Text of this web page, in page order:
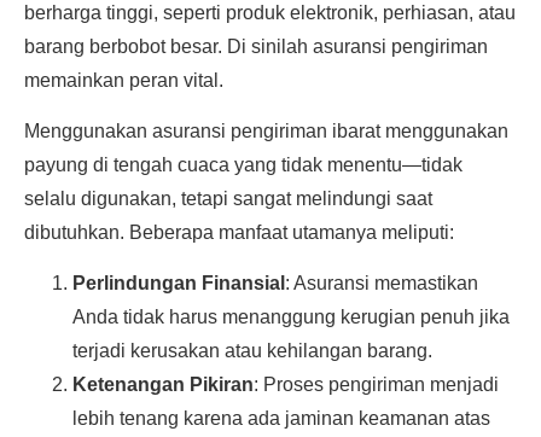
berharga tinggi, seperti produk elektronik, perhiasan, atau
barang berbobot besar. Di sinilah asuransi pengiriman
memainkan peran vital.
Menggunakan asuransi pengiriman ibarat menggunakan
payung di tengah cuaca yang tidak menentu—tidak
selalu digunakan, tetapi sangat melindungi saat
dibutuhkan. Beberapa manfaat utamanya meliputi:
Perlindungan Finansial : Asuransi memastikan
Anda tidak harus menanggung kerugian penuh jika
terjadi kerusakan atau kehilangan barang.
Ketenangan Pikiran: Proses pengiriman menjadi
lebih tenang karena ada jaminan keamanan atas